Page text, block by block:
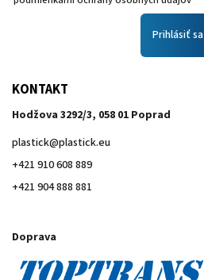
Prihlásiť sa
KONTAKT
Hodžova 3292/3, 058 01 Poprad
plastick@plastick.eu
+421 910 608 889
+421 904 888 881
Doprava